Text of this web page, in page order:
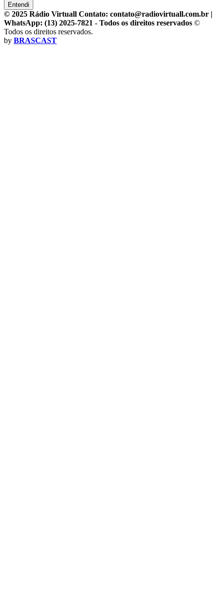
Entendi
© 2025 Rádio Virtuall Contato: contato@radiovirtuall.com.br |
WhatsApp: (13) 2025-7821 - Todos os direitos reservados ©
Todos os direitos reservados.
by BRASCAST